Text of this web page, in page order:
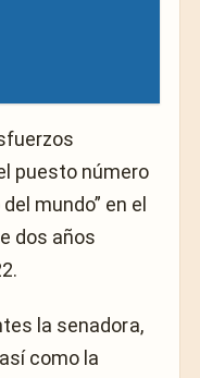
puesto número
mundo” en el
dos años
la senadora,
como la